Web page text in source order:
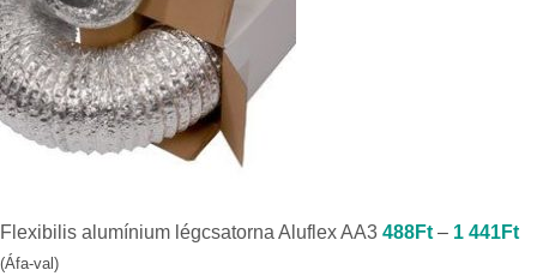
Flexibilis alumínium légcsatorna Aluflex AA3 488Ft – 1 441Ft
(Áfa-val)